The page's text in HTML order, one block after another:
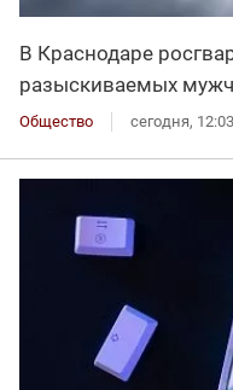
В Краснодаре
разыскиваемых
Общество сегодня, 12:03